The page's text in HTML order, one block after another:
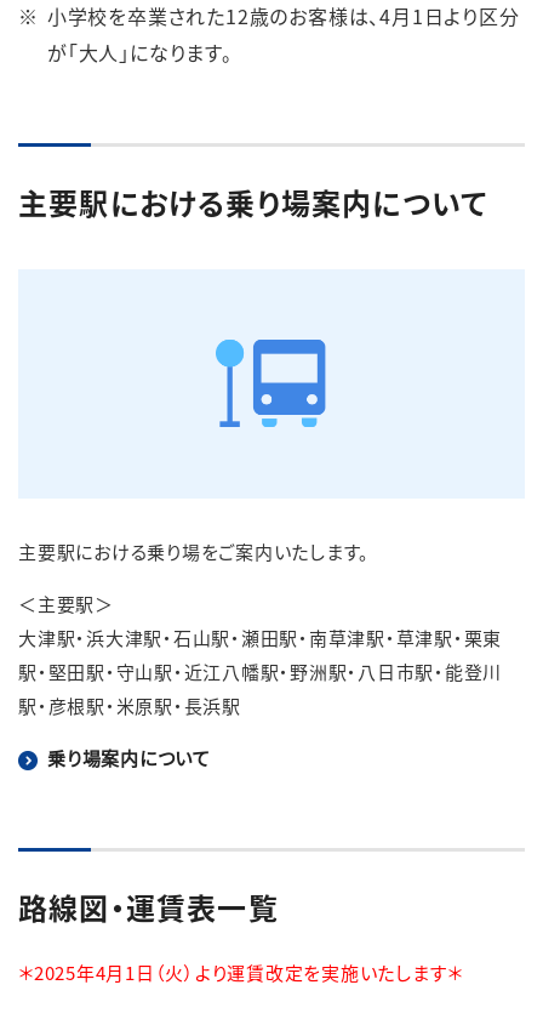
小学校を卒業された12歳のお客様は、4月1日より区分
が「大人」になります。
主要駅における乗り場案内について
主要駅における乗り場をご案内いたします。
＜主要駅＞
大津駅・浜大津駅・石山駅・瀬田駅・南草津駅・草津駅・栗東
駅・堅田駅・守山駅・近江八幡駅・野洲駅・八日市駅・能登川
駅・彦根駅・米原駅・長浜駅
乗り場案内について
路線図・運賃表一覧
＊2025年4月1日（火）より運賃改定を実施いたします＊